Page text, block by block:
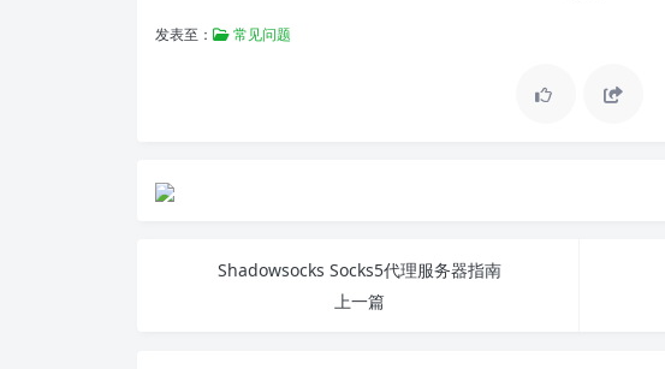
发表至： 常见问题
Shadowsocks Socks5代理服务器指南
上一篇